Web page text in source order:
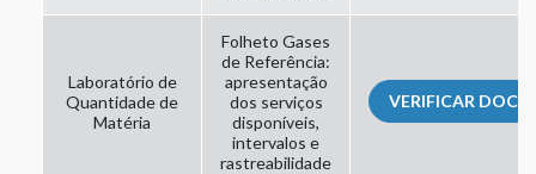
Laboratório de
Quantidade de
Matéria
Folheto Gases
de Referência:
apresentação
dos serviços
disponíveis,
intervalos e
rastreabilidade
VERIFICAR